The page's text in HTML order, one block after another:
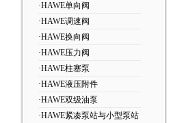
·HAWE单向阀
·HAWE调速阀
·HAWE换向阀
·HAWE压力阀
·HAWE柱塞泵
·HAWE液压附件
·HAWE双级油泵
·HAWE紧凑泵站与小型泵站